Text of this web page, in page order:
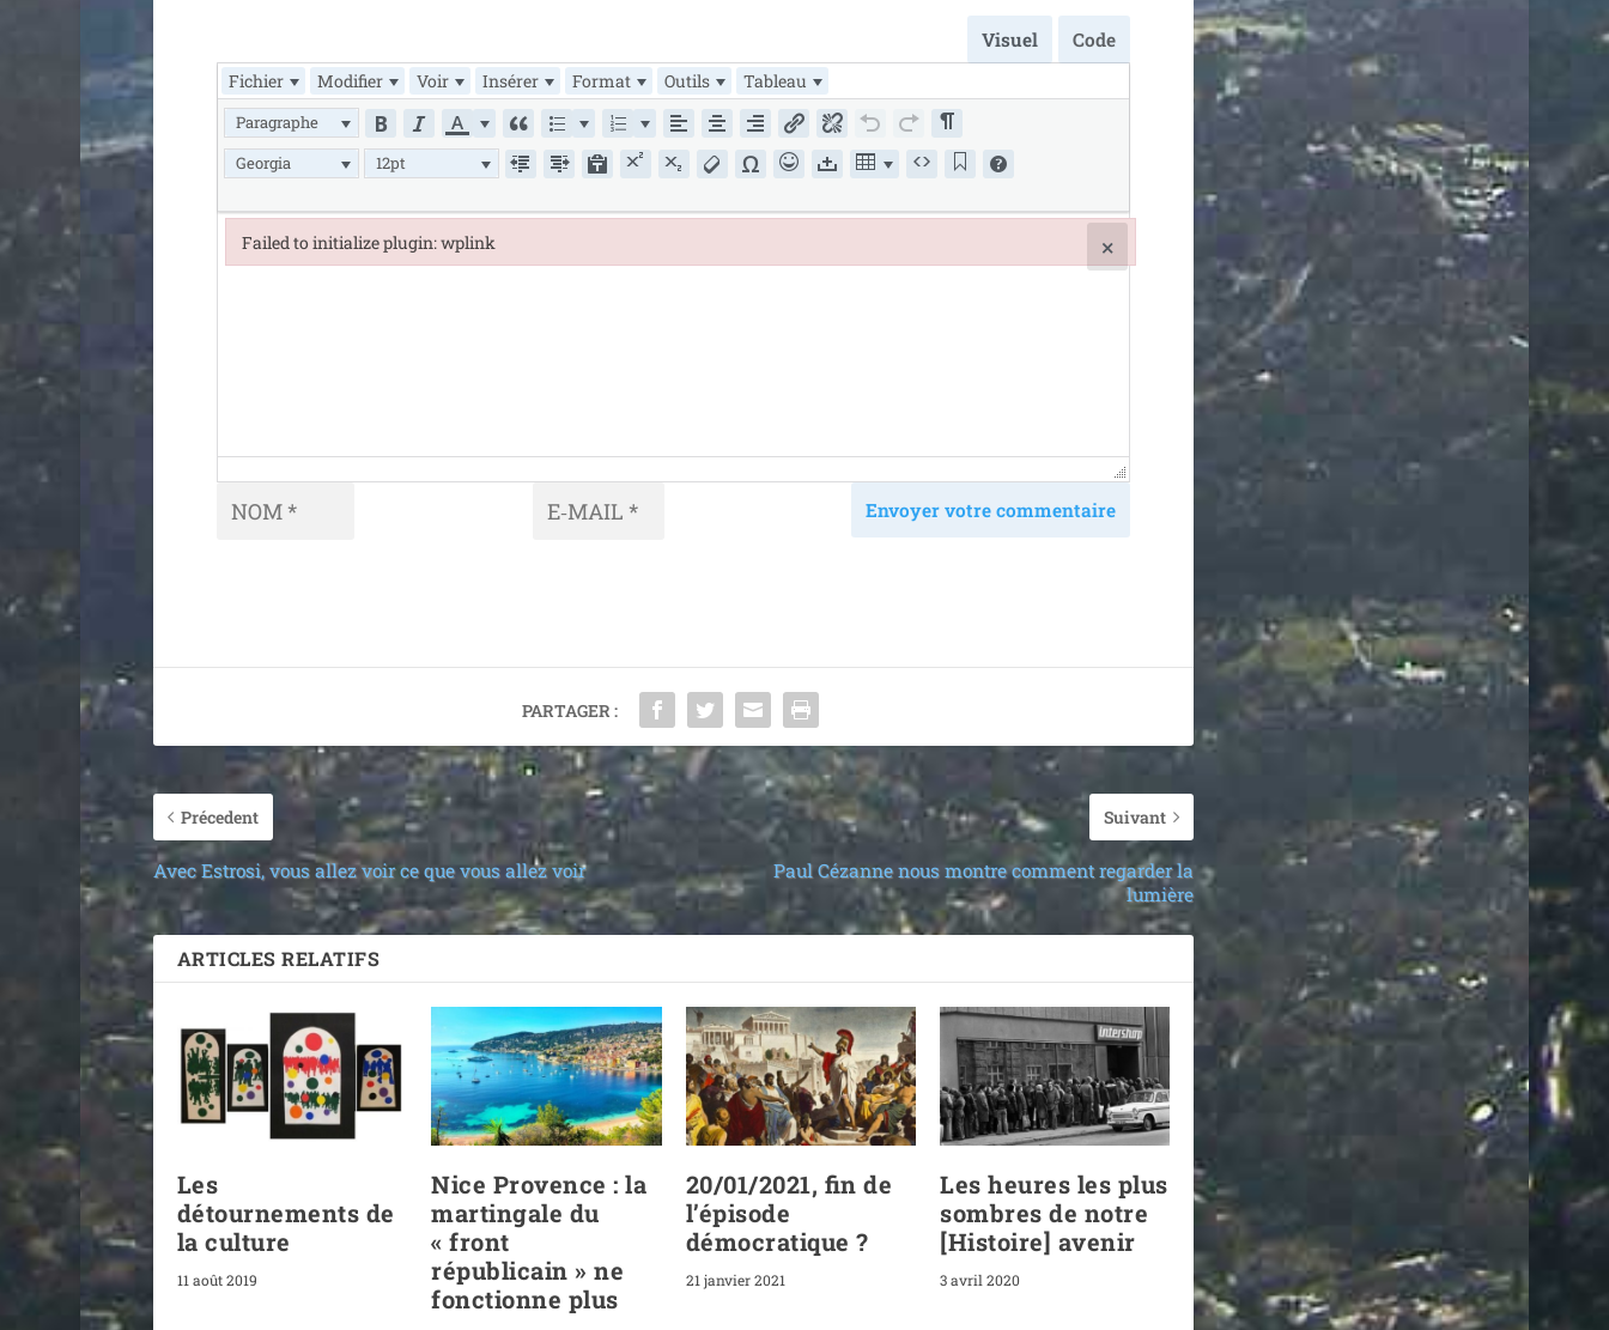
Visuel Code
Fichier Modifier Voir Insérer Format Outils Tableau
Paragraphe
Georgia
12pt
Envoyer votre commentaire
PARTAGER :
Précedent
Avec Estrosi, vous allez voir ce que vous allez voir
Suivant
Paul Cézanne nous montre comment regarder la
lumière
ARTICLES RELATIFS
Les
détournements de
la culture
11 août 2019
Nice Provence : la
martingale du
« front
républicain » ne
fonctionne plus
20/​01/​2021, fin de
l’épisode
démocratique ?
21 janvier 2021
Les heures les plus
sombres de notre
[Histoire] avenir
3 avril 2020
Failed to initialize plugin: wplink ×
Failed to initialize plugin: wplink